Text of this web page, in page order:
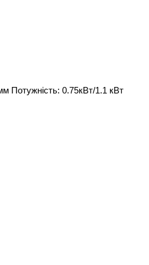
Потужність: 0.75кВт/1.1 кВт